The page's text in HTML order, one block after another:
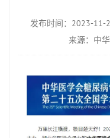
发布时间：2023-11-
来源：中